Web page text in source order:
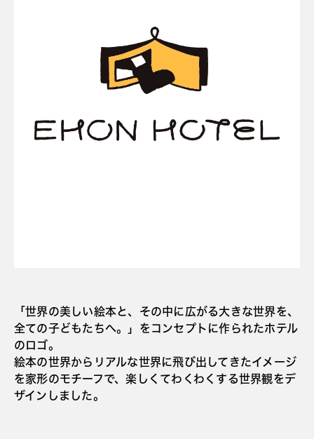
「世界の美しい絵本と、その中に広がる大きな世界を、
全ての子どもたちへ。」をコンセプトに作られたホテル
のロゴ。
絵本の世界からリアルな世界に飛び出してきたイメージ
を家形のモチーフで、楽しくてわくわくする世界観をデ
ザインしました。